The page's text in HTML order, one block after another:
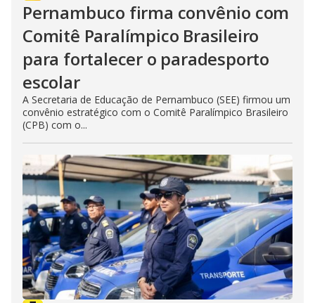
Pernambuco firma convênio com
Comitê Paralímpico Brasileiro
para fortalecer o paradesporto
escolar
A Secretaria de Educação de Pernambuco (SEE) firmou um
convênio estratégico com o Comitê Paralímpico Brasileiro
(CPB) com o...